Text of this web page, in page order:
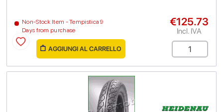
Non-Stock Item - Tempistica 9
Days from purchase
€125.73
Incl. IVA
AGGIUNGI AL CARRELLO